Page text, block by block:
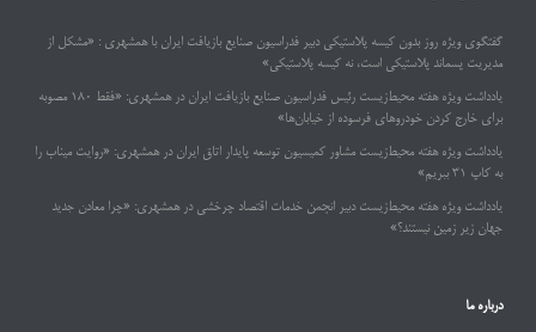
گفتگوی ویژه روز بدون کیسه پلاستیکی دبیر فدراسیون صنایع بازیافت ایران با همشهری : «مشکل از
مدیریت پسماند پلاستیکی است، نه کیسه پلاستیکی»
یادداشت ویژه هفته محیط‌زیست رئیس فدراسیون صنایع بازیافت ایران در همشهری: «فقط ۱۸۰ مصوبه
برای خارج کردن خودروهای فرسوده از خیابان‌ها»
یادداشت ویژه هفته محیط‌زیست مشاور کمیسیون توسعه پایدار اتاق ایران در همشهری: «روایت میناب را
به کاپ ۳۱ ببریم»
یادداشت ویژه هفته محیط‌زیست دبیر انجمن خدمات اقتصاد چرخشی در همشهری: «چرا معادن جدید
جهان زیر زمین نیستند؟»
درباره ما